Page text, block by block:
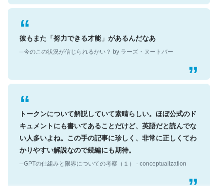
彼もまた「努力できる才能」があるんだなあ
─今のこの状況が信じられるかい？ by ラーズ・ヌートバー
トークンについて解説していて素晴らしい。ほぼ公式のド
キュメントにも書いてあることだけど、英語だと読んでな
い人多いよね。この手の記事に珍しく、非常に正しくてわ
かりやすい解説なので続編にも期待。
─GPTの仕組みと限界についての考察（１） - conceptualization